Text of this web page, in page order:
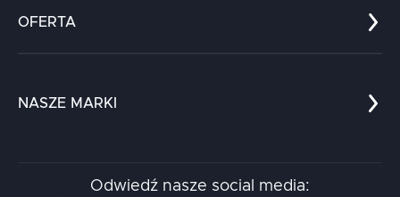
Kariera
Kontakt
OFERTA
Chatboty
NASZE MARKI
AidaptaOdwiedź nasze social media: